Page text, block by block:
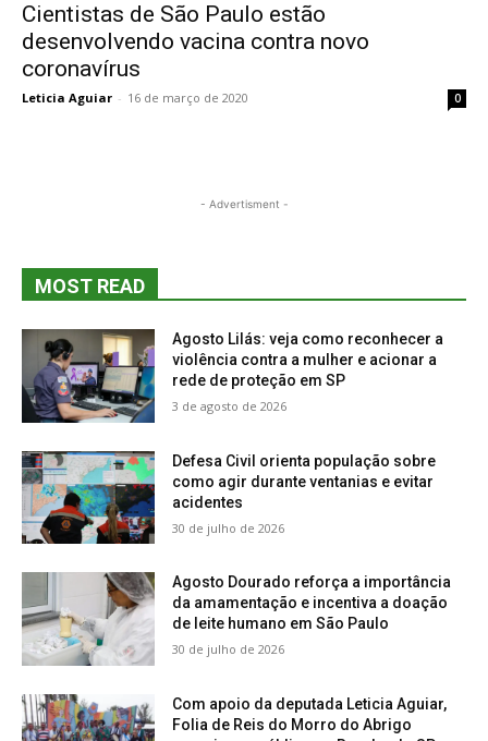
Cientistas de São Paulo estão
desenvolvendo vacina contra novo
coronavírus
Leticia Aguiar - 16 de março de 2020 0
- Advertisment -
MOST READ
Agosto Lilás: veja como reconhecer a
violência contra a mulher e acionar a
rede de proteção em SP
3 de agosto de 2026
Defesa Civil orienta população sobre
como agir durante ventanias e evitar
acidentes
30 de julho de 2026
Agosto Dourado reforça a importância
da amamentação e incentiva a doação
de leite humano em São Paulo
30 de julho de 2026
Com apoio da deputada Leticia Aguiar,
Folia de Reis do Morro do Abrigo